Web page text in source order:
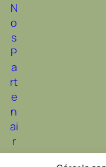
N
o
s
P
a
rt
e
n
ai
r
e